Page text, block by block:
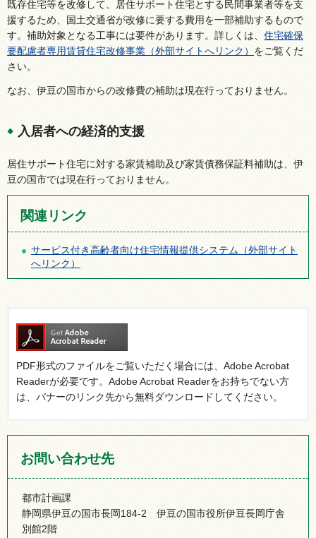
既存住宅等を改修して、居住サポート住宅とする民間事業者等を支
援するため、国土交通省が改修に要する費用を一部補助するもので
す。補助対象となる工事には要件があります。詳しくは、 住宅確保
要配慮者専用賃貸住宅改修事業（外部サイトへリンク） をご覧くだ
さい。
なお、伊豆の国市からの改修費の補助は現在行っておりません。
入居者への経済的支援
居住サポート住宅に対する家賃補助及び家賃債務保証料補助は、伊
豆の国市では現在行っておりません。
関連リンク
サービス付き高齢者向け住宅情報提供システム（外部サイト
へリンク）
PDF形式のファイルをご覧いただく場合には、Adobe Acrobat
Readerが必要です。Adobe Acrobat Readerをお持ちでない方
は、バナーのリンク先から無料ダウンロードしてください。
お問い合わせ先
都市計画課
静岡県伊豆の国市長岡184-2 伊豆の国市役所伊豆長岡庁舎
別館2階